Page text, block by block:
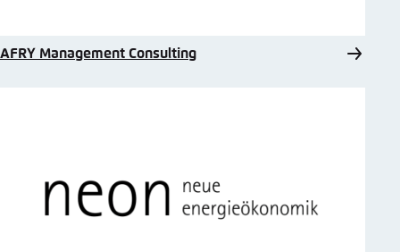
AFRY Management Consulting